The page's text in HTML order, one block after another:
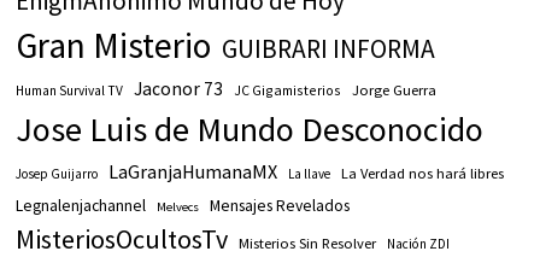
Gran Misterio GUIBRARI INFORMA
Human Survival TV Jaconor 73 JC Gigamisterios Jorge Guerra
Jose Luis de Mundo Desconocido
Josep Guijarro LaGranjaHumanaMX La llave La Verdad nos hará libres
Legnalenjachannel Melvecs Mensajes Revelados
MisteriosOcultosTv Misterios Sin Resolver Nación ZDI